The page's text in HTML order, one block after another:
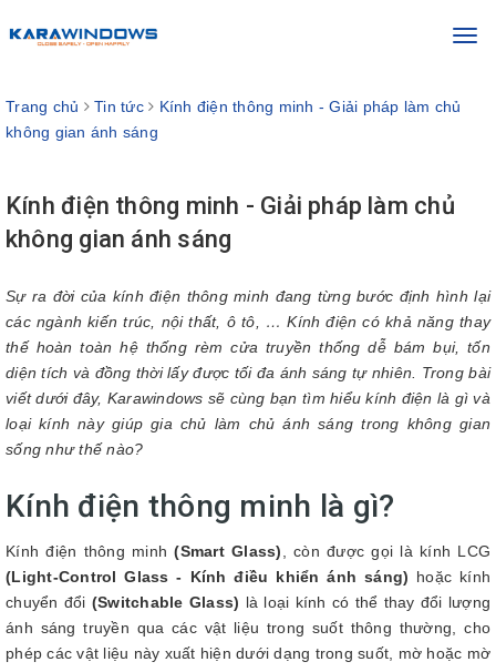
Trang chủ Tin tức
Kính điện thông minh - Giải pháp làm chủ
không gian ánh sáng
Kính điện thông minh - Giải pháp làm chủ
không gian ánh sáng
Sự ra đời của kính điện thông minh đang từng bước định hình lại
các ngành kiến trúc, nội thất, ô tô, … Kính điện có khả năng thay
thế hoàn toàn hệ thống rèm cửa truyền thống dễ bám bụi, tốn
diện tích và đồng thời lấy được tối đa ánh sáng tự nhiên. Trong bài
viết dưới đây, Karawindows sẽ cùng bạn tìm hiểu kính điện là gì và
loại kính này giúp gia chủ làm chủ ánh sáng trong không gian
sống như thế nào?
Kính điện thông minh là gì?
Kính điện thông minh(Smart Glass) , còn được gọi là kính LCG
(Light-Control Glass - Kính điều khiển ánh sáng) hoặc kính
chuyển đổi (Switchable Glass) là loại kính có thể thay đổi lượng
ánh sáng truyền qua các vật liệu trong suốt thông thường, cho
phép các vật liệu này xuất hiện dưới dạng trong suốt, mờ hoặc mờ